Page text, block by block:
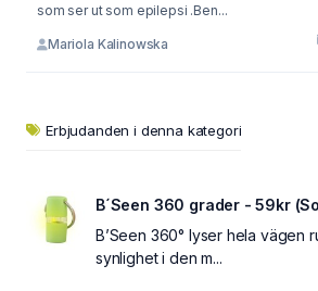
som ser ut som epilepsi .Ben...
Mariola Kalinowska
Erbjudanden i denna kategori
B´Seen 360 grader - 59kr
B’Seen 360° lyser hela vägen
synlighet i den m...